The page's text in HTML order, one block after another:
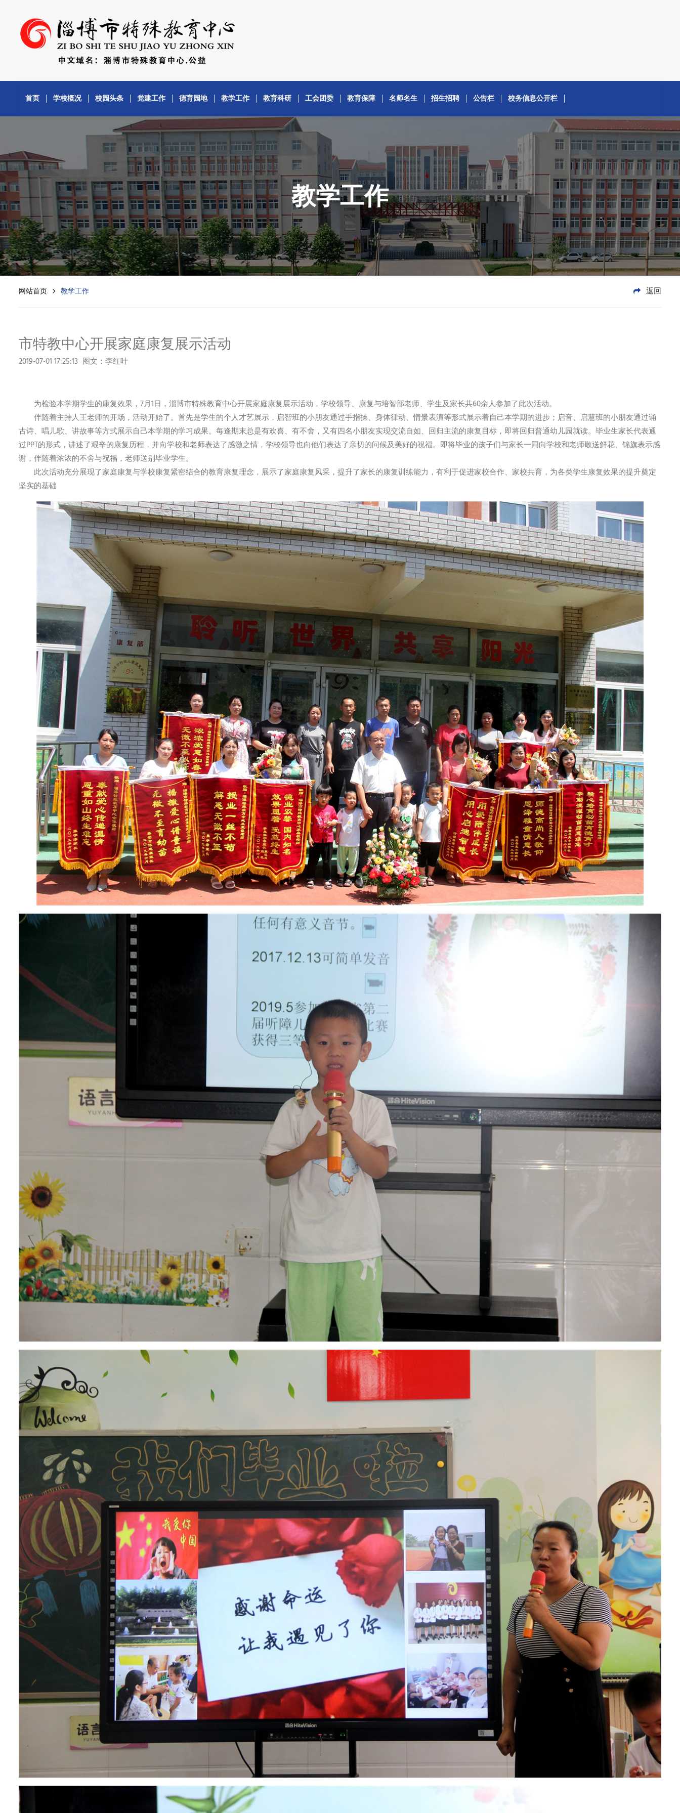
首页 学校概况 校园头条 党建工作 德育园地 教学工作 教育科研 工会团委 教育保障 名师名生 招生招聘 公告栏 校务信息公开栏
教学工作
网站首页 教学工作 返回
市特教中心开展家庭康复展示活动
2019-07-01 17:25:13 图文：李红叶
为检验本学期学生的康复效果，7月1日，淄博市特殊教育中心开展家庭康复展示活动，学校领导、康复与培智部老师、学生及家长共60余人参加了此次活动。
伴随着主持人王老师的开场，活动开始了。首先是学生的个人才艺展示，启智班的小朋友通过手指操、身体律动、情景表演等形式展示着自己本学期的进步；启音、启慧班的小朋友通过诵
古诗、唱儿歌、讲故事等方式展示自己本学期的学习成果。每逢期末总是有欢喜、有不舍，又有四名小朋友实现交流自如、回归主流的康复目标，即将回归普通幼儿园就读。毕业生家长代表通
过PPT的形式，讲述了艰辛的康复历程，并向学校和老师表达了感激之情，学校领导也向他们表达了亲切的问候及美好的祝福。即将毕业的孩子们与家长一同向学校和老师敬送鲜花、锦旗表示感
谢，伴随着浓浓的不舍与祝福，老师送别毕业学生。
此次活动充分展现了家庭康复与学校康复紧密结合的教育康复理念，展示了家庭康复风采，提升了家长的康复训练能力，有利于促进家校合作、家校共育，为各类学生康复效果的提升奠定
坚实的基础